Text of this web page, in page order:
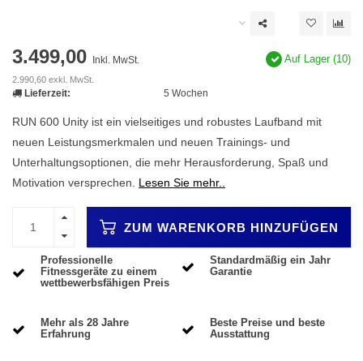
3.499,00 Inkl. MwSt.
2.990,60 exkl. MwSt.
Auf Lager (10)
Lieferzeit: 5 Wochen
RUN 600 Unity ist ein vielseitiges und robustes Laufband mit
neuen Leistungsmerkmalen und neuen Trainings- und
Unterhaltungsoptionen, die mehr Herausforderung, Spaß und
Motivation versprechen. Lesen Sie mehr..
ZUM WARENKORB HINZUFÜGEN
Professionelle
Fitnessgeräte zu einem
wettbewerbsfähigen Preis
Standardmäßig ein Jahr
Garantie
Mehr als 28 Jahre
Erfahrung
Beste Preise und beste
Ausstattung